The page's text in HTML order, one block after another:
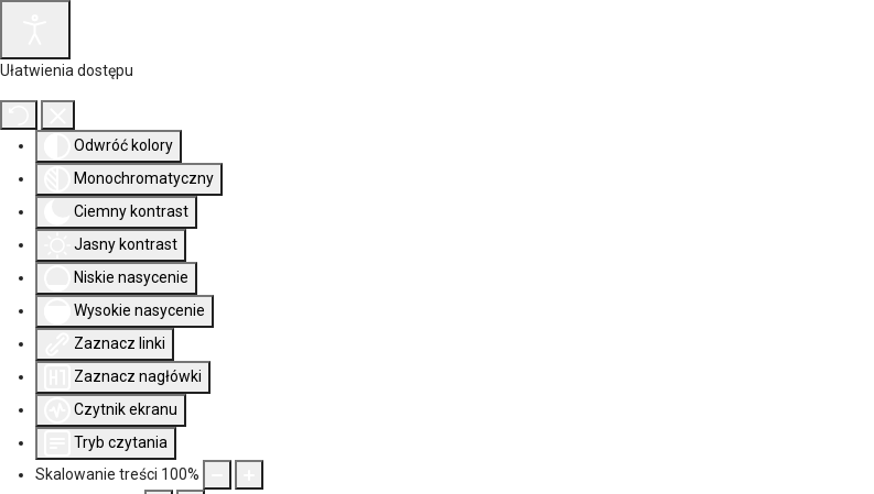
Ułatwienia dostępu
Odwróć kolory
Monochromatyczny
Ciemny kontrast
Jasny kontrast
Niskie nasycenie
Wysokie nasycenie
Zaznacz linki
Zaznacz nagłówki
Czytnik ekranu
Tryb czytania
Skalowanie treści 100%